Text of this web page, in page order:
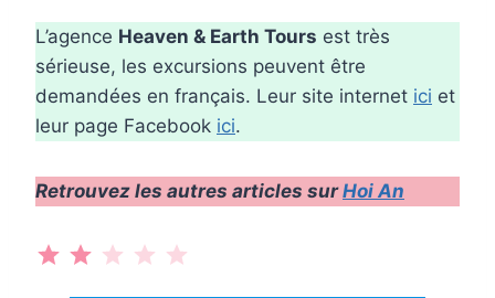
L’agence Heaven & Earth Tours est très
sérieuse, les excursions peuvent être
demandées en français. Leur site internet ici et
leur page Facebook ici.
Retrouvez les autres articles surHoi An